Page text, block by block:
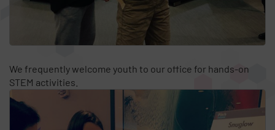
We frequently welcome youth to our office for hands-on
STEM activities.